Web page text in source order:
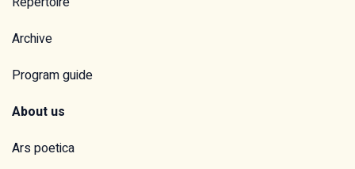
Archive
Program guide
About us
Ars poetica